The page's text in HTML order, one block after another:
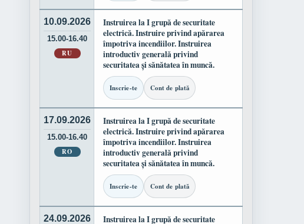
10.09.2026
15.00-16.40
RU
Instruirea la I grupă de securitate
electrică. Instruire privind apărarea
împotriva incendiilor. Instruirea
introductiv generală privind
securitatea și sănătatea în muncă.
Inscrie-te Cont de plată
17.09.2026
15.00-16.40
RO
Instruirea la I grupă de securitate
electrică. Instruire privind apărarea
împotriva incendiilor. Instruirea
introductiv generală privind
securitatea și sănătatea în muncă.
Inscrie-te Cont de plată
24.09.2026
Instruirea la I grupă de securitate